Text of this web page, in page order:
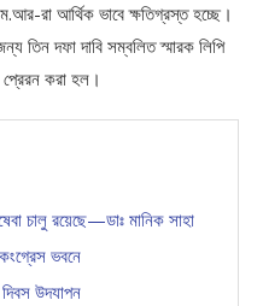
রা আর্থিক ভাবে ক্ষতিগ্রস্ত হচ্ছে।
তিন দফা দাবি সম্বলিত স্মারক লিপি
প্রেরন করা হল।
চালু রয়েছে—ডাঃ মানিক সাহা
ভবনে
উদযাপন